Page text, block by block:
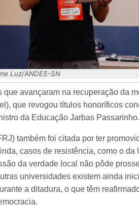
Luz/ANDES-SN
avançaram na recuperação da
que revogou títulos honoríficos
da Educação Jarbas Passarinho.
também foi citada por ter
casos de resistência, como o da
da verdade local não pôde
universidades existem ainda
a ditadura, o que têm